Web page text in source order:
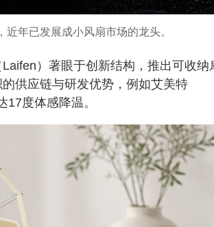
年已发展成小风扇市场的龙头。
）著眼于创新结构，推出可收纳
供应链与研发优势，例如艾美特
17度体感降温。